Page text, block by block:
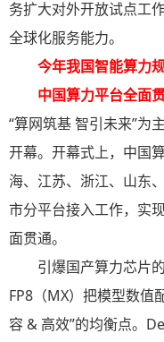
务扩大对外开放试点工
全球化服务能力。
今年我国智能算力
中国算力平台全面
“算网筑基 智引未来”为
开幕。开幕式上，中国
海、江苏、浙江、山东
市分平台接入工作，实
面贯通。
引爆国产算力芯片
FP8（MX）把模型数值
容 & 高效”的均衡点。